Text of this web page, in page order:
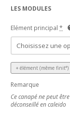
LES MODULES
Elément principal *
+ élément (même finit°)
Remarque
Ce canapé ne peut
déconseillé en caleido